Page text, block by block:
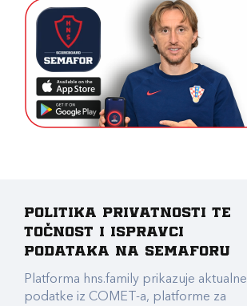
Politika privatnosti te
točnost i ispravci
podataka na Semaforu
Platforma hns.family prikazuje aktualne
podatke iz COMET-a, platforme za